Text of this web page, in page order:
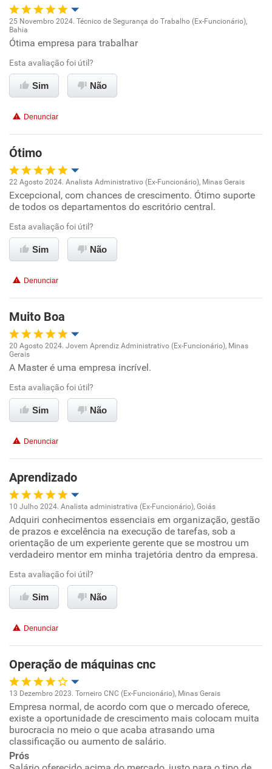
Oportunidade de promoção
Ambiente de trabalho
Conciliação com a vida familiar
Recomenda esta empresa
Recomenda a diretoria
25 Novembro 2024. Técnico de Segurança do Trabalho (Ex-Funcionário),
Bahia
Ótima empresa para trabalhar
Esta avaliação foi útil?
Sim Não
Denunciar
Ótimo
Oportunidade de promoção
Ambiente de trabalho
Conciliação com a vida familiar
Recomenda esta empresa
Recomenda a diretoria
22 Agosto 2024. Analista Administrativo (Ex-Funcionário), Minas Gerais
Excepcional, com chances de crescimento. Ótimo suporte
de todos os departamentos do escritório central.
Esta avaliação foi útil?
Sim Não
Denunciar
Muito Boa
Oportunidade de promoção
Ambiente de trabalho
Conciliação com a vida familiar
Recomenda esta empresa
Recomenda a diretoria
20 Agosto 2024. Jovem Aprendiz Administrativo (Ex-Funcionário), Minas
Gerais
A Master é uma empresa incrível.
Esta avaliação foi útil?
Sim Não
Denunciar
Aprendizado
Oportunidade de promoção
Ambiente de trabalho
Conciliação com a vida familiar
Benefícios
Recomenda a diretoria
10 Julho 2024. Analista administrativa (Ex-Funcionário), Goiás
Adquiri conhecimentos essenciais em organização, gestão
de prazos e excelência na execução de tarefas, sob a
orientação de um experiente gerente que se mostrou um
verdadeiro mentor em minha trajetória dentro da empresa.
Esta avaliação foi útil?
Sim Não
Denunciar
Operação de máquinas cnc
Oportunidade de promoção
Ambiente de trabalho
13 Dezembro 2023. Torneiro CNC (Ex-Funcionário), Minas Gerais
Empresa normal, de acordo com que o mercado oferece,
existe a oportunidade de crescimento mais colocam muita
burocracia no meio o que acaba atrasando uma
classificação ou aumento de salário.
Prós